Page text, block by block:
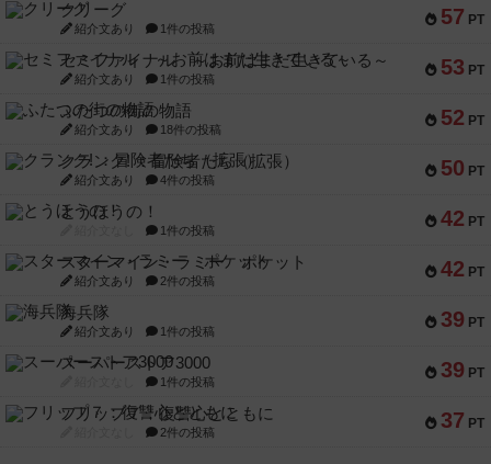
57 PT
クリーグ
紹介文あり 1件の投稿
53 PT
セミファイナル ～お前はまだ生きている～
紹介文あり 1件の投稿
52 PT
ふたつの街の物語
紹介文あり 18件の投稿
50 PT
クランク! ：冒険者たち（拡張）
紹介文あり 4件の投稿
42 PT
とうほうの！
1件の投稿
42 PT
スターマイン・ラミー ポケット
紹介文あり 2件の投稿
39 PT
海兵隊
紹介文あり 1件の投稿
39 PT
スーパーストア3000
1件の投稿
37 PT
フリップ７：復讐心とともに
2件の投稿